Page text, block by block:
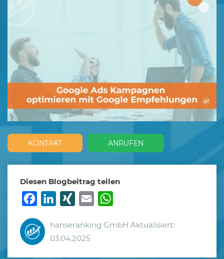
KONTAKT ANRUFEN
Diesen Blogbeitrag teilen
FacebookLinkedIn
XING Email
hanseranking GmbH Aktualisiert:
03.04.2025